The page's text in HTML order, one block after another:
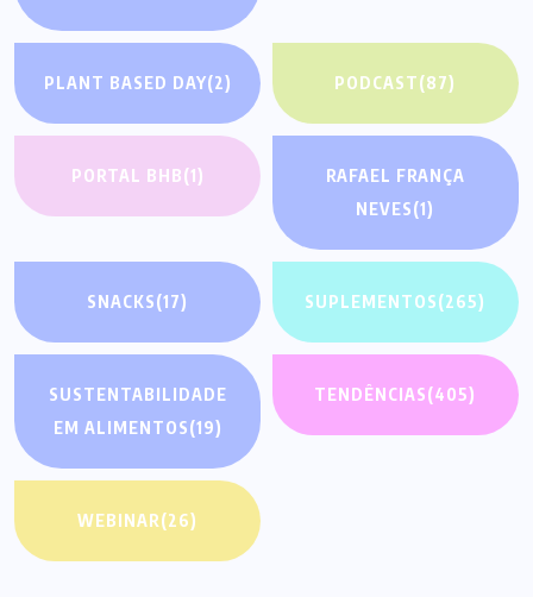
PLANT BASED DAY(2) PODCAST(87)
PORTAL BHB(1)
RAFAEL FRANÇA
NEVES(1)
SNACKS(17) SUPLEMENTOS(265)
SUSTENTABILIDADE
EM ALIMENTOS(19)
TENDÊNCIAS(405)
WEBINAR(26)